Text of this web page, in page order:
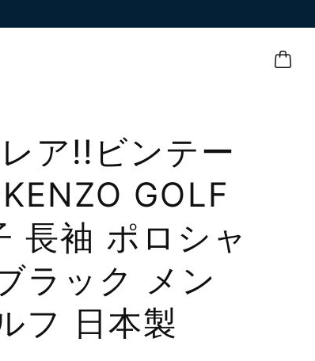
ア!!ビンテー
GOLF
長袖 ポロシャ
ラック メン
フ 日本製